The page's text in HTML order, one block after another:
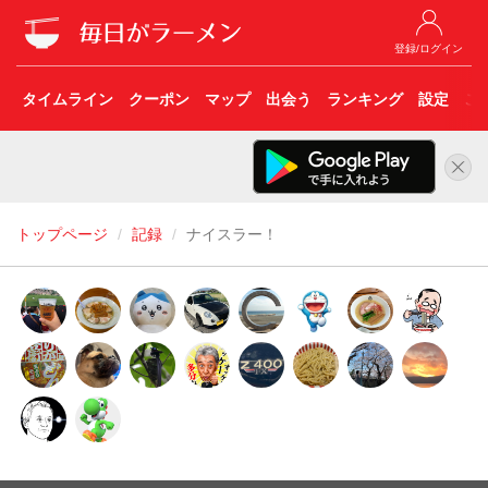
登録/ログイン
タイムライン クーポン マップ 出会う ランキング 設定 こ
トップページ 記録 ナイスラー！